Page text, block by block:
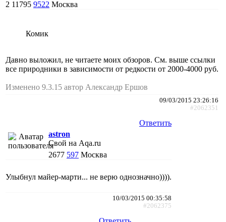
2 11795 9522 Москва
Комик
Давно выложил, не читаете моих обзоров. См. выше ссылки
все природники в зависимости от редкости от 2000-4000 руб.
Изменено 9.3.15 автор Александр Ершов
09/03/2015 23:26:16
#2062351
Ответить
astron
Свой на Aqa.ru
2677 597 Москва
Улыбнул майер-марти... не верю однозначно)))).
10/03/2015 00:35:58
#2062375